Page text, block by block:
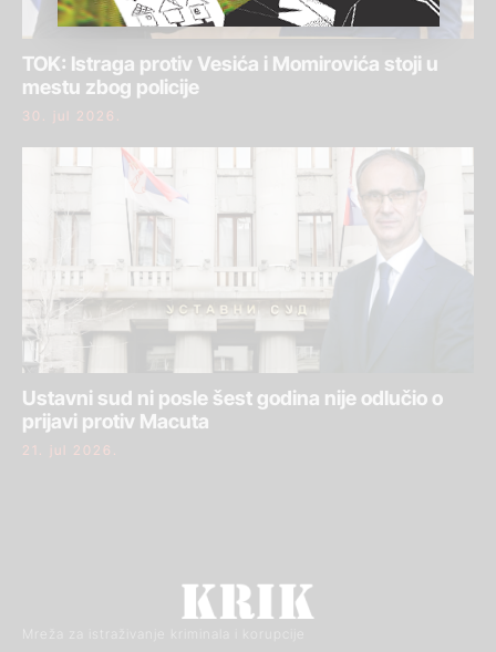
TOK: Istraga protiv Vesića i Momirovića stoji u
mestu zbog policije
30. jul 2026.
Ustavni sud ni posle šest godina nije odlučio o
prijavi protiv Macuta
21. jul 2026.
Mreža za istraživanje kriminala i korupcije